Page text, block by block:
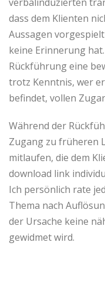
dass dem Klienten
Aussagen
keine Erinnerung
Rückführung eine
trotz Kenntnis, wer
befindet, vollen
Während der
Zugang zu früheren
mitlaufen, die dem
download link
Ich persönlich rate
Thema nach
der Ursache keine
gewidmet wird.